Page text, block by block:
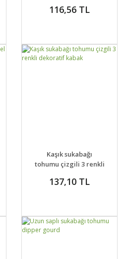
116,56 TL
DETAYLAR SEPETE EKLE
Kaşık sukabağı
tohumu çizgili 3 renkli
137,10 TL